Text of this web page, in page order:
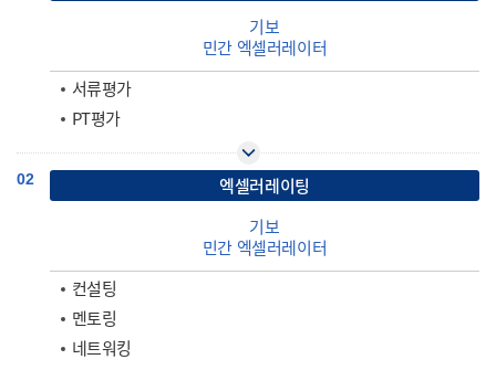
기보
민간 엑셀러레이터
서류평가
PT평가
02
엑셀러레이팅
기보
민간 엑셀러레이터
컨설팅
멘토링
네트워킹